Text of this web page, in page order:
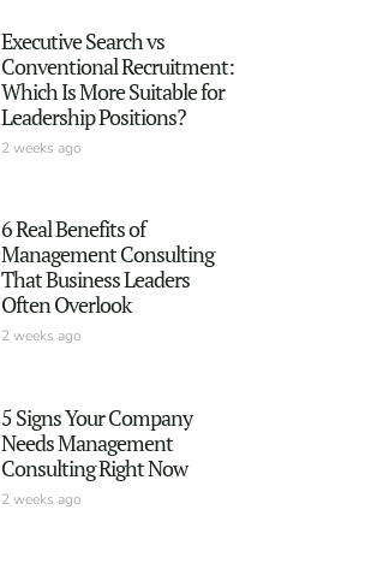
Executive Search vs
Conventional Recruitment:
Which Is More Suitable for
Leadership Positions?
2 weeks ago
6 Real Benefits of
Management Consulting
That Business Leaders
Often Overlook
2 weeks ago
5 Signs Your Company
Needs Management
Consulting Right Now
2 weeks ago